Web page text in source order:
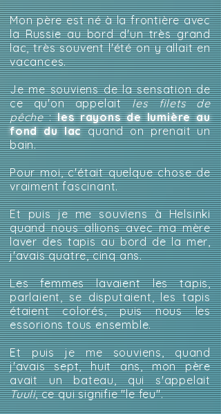
Mon père est né à la frontière avec
la Russie au bord d'un très grand
lac, très souvent l'été on y allait en
vacances.
Je me souviens de la sensation de
ce qu'on appelaitles filets de
pêche:les rayons de lumière au
fond du lacquand on prenait un
bain.
Pour moi, c'était quelque chose de
vraiment fascinant.
Et puis je me souviens à Helsinki
quand nous allions avec ma mère
laver des tapis au bord de la mer,
j'avais quatre, cinq ans.
Les femmes lavaient les tapis,
parlaient, se disputaient, les tapis
étaient colorés, puis nous les
essorions tous ensemble.
Et puis je me souviens, quand
j'avais sept, huit ans, mon père
avait un bateau, qui s'appelait
Tuuli, ce qui signifie "le feu".